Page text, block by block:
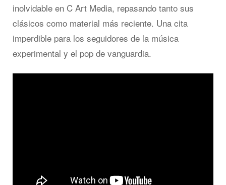
inolvidable en C Art Media, repasando tanto sus
clásicos como material más reciente. Una cita
imperdible para los seguidores de la música
experimental y el pop de vanguardia.